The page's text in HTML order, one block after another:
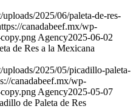
2025/06/paleta-de-res-
canadabeef.mx/wp-
Agency2025-06-02
de Res a la Mexicana
2025/05/picadillo-paleta-
canadabeef.mx/wp-
Agency2025-05-07
de Paleta de Res